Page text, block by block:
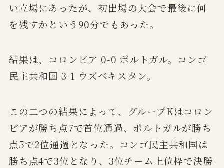
い立場にあったが、初出場の大会で最後に何
を残すかという90分でもあった。
結果は、コロンビア 0-0 ポルトガル。コンゴ
民主共和国 3-1 ウズベキスタン。
この二つの結果によって、グループKはコロン
ビアが勝ち点7で首位通過、ポルトガルが勝ち
点5で2位通過となった。コンゴ民主共和国は
勝ち点4で3位となり、3位チーム上位枠で決勝